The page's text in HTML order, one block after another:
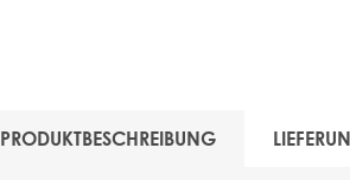
PRODUKTBESCHREIBUNG